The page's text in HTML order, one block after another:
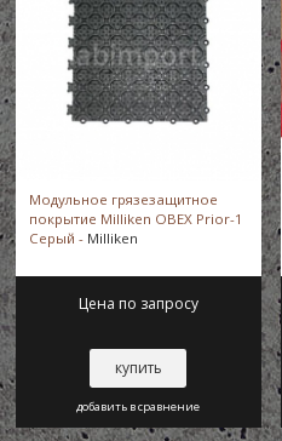
Модульное грязезащитное
покрытие Milliken OBEX Prior-1
Серый - Milliken
Цена по запросу
купить
добавить в сравнение